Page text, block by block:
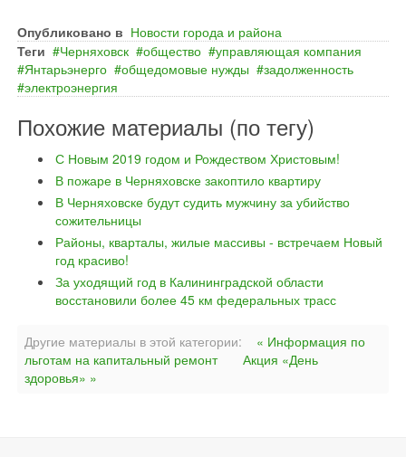
Опубликовано в Новости города и района
Теги
Черняховск общество
управляющая компания
Янтарьэнерго
общедомовые нужды
задолженность
электроэнергия
Похожие материалы (по тегу)
С Новым 2019 годом и Рождеством Христовым!
В пожаре в Черняховске закоптило квартиру
В Черняховске будут судить мужчину за убийство
сожительницы
Районы, кварталы, жилые массивы - встречаем Новый
год красиво!
За уходящий год в Калининградской области
восстановили более 45 км федеральных трасс
Другие материалы в этой категории:
« Информация по
льготам на капитальный ремонт
Акция «День
здоровья» »